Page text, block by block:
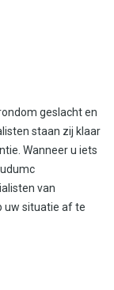
geslacht en
staan zij klaar
Wanneer u iets
van
uw situatie af te